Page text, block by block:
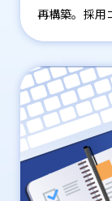
再構築。採用